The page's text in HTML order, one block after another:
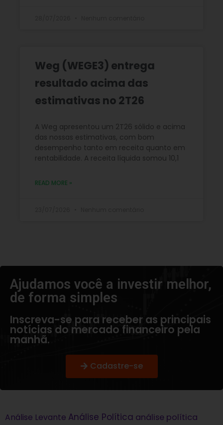
Weg (WEGE3) entrega
resultado acima das
estimativas no 2T26
A Weg apresentou um 2T26 sólido e acima
das nossas estimativas, com bom
desempenho tanto em receita quanto em
rentabilidade. A receita líquida somou 10,1
READ MORE »
Ajudamos você a investir melhor,
de forma simples​
Inscreva-se para receber as principais
notícias do mercado financeiro pela
manhã.
Cadastre-se
Análise Levante Análise Política análise política